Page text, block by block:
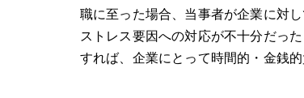
職に至った場合、当事者が企業に対
ストレス要因への対応が不十分だっ
すれば、企業にとって時間的・金銭